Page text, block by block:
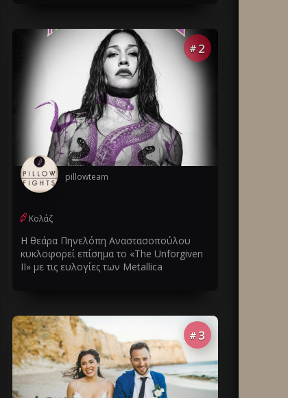
# 2
pillowteam
Κολάζ
Η θεάρα Πηνελόπη Αναστασοπούλου
κυκλοφορεί επίσημα το «The Unforgiven
II» με τις ευλογίες των Metallica
# 3